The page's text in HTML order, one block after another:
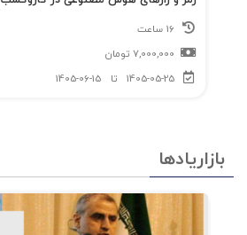
7,000,000 تومان
1405-05-25
تا 1405-06-15
بازاریادها